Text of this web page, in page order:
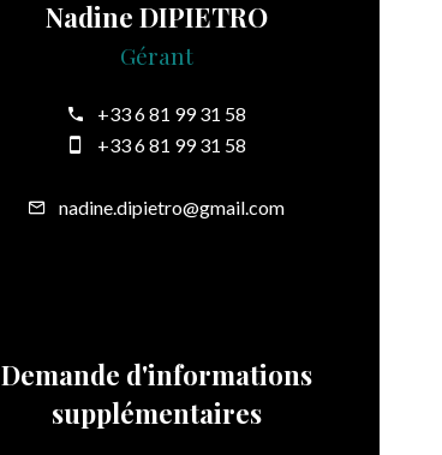
Nadine DIPIETRO
Gérant
+33 6 81 99 31 58
+33 6 81 99 31 58
nadine.dipietro@gmail.com
Demande d'informations
supplémentaires